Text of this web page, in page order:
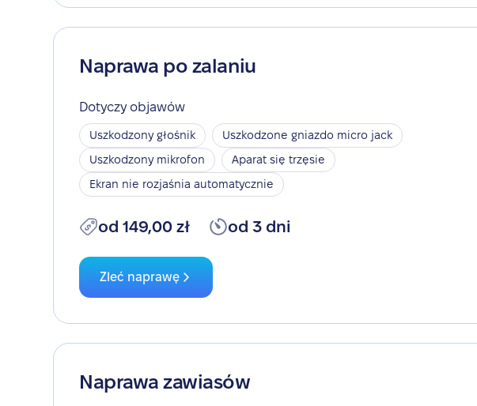
Naprawa po zalaniu
Dotyczy objawów
Uszkodzony głośnik
Uszkodzone gniazdo micro jack
Uszkodzony mikrofon
Aparat się trzęsie
Ekran nie rozjaśnia automatycznie
od 149,00 zł od 3 dni
Zleć naprawę
Naprawa zawiasów